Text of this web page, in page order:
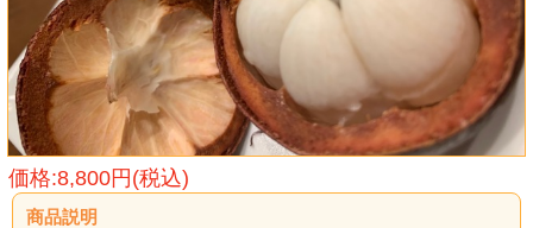
価格:8,800円(税込)
商品説明